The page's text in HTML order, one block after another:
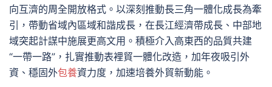
向互濟的周全開放格式。以深刻推動長三角一體化成長為牽
引，帶動省域內區域和諧成長，在長江經濟帶成長、中部地
域突起計謀中施展更高文用。積極介入高東西的品質共建
“一帶一路”，扎實推動表裡貿一體化改造，加年夜吸引外
資、穩固外包養資力度，加速培養外貿新動能。